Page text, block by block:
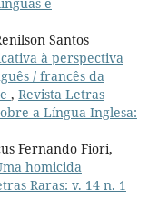
Santos
à perspectiva
/ francês da
, Revista Letras
a Língua Inglesa:
Fernando Fiori,
homicida
Raras: v. 14 n. 1